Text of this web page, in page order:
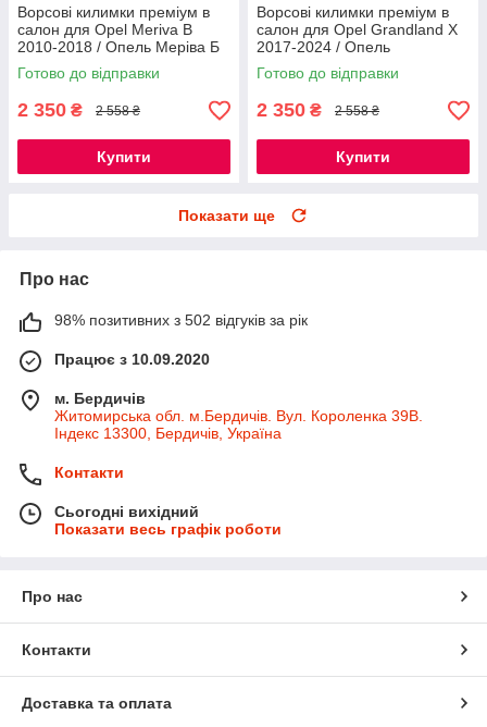
Ворсові килимки преміум в
салон для Opel Meriva B
2010-2018 / Опель Меріва Б
килимки
Готово до відправки
2 350 ₴ 2 558 ₴
Купити
Ворсові килимки преміум в
салон для Opel Grandland X
2017-2024 / Опель
Грандленд килимки
Готово до відправки
2 350 ₴ 2 558 ₴
Купити
Показати ще
Про нас
98% позитивних з 502 відгуків за рік
Працює з 10.09.2020
м. Бердичів
Житомирська обл. м.Бердичів. Вул. Короленка 39В.
Індекс 13300, Бердичів, Україна
Контакти
Сьогодні вихідний
Показати весь графік роботи
Про нас
Контакти
Доставка та оплата